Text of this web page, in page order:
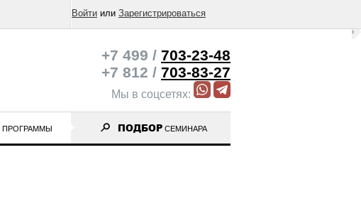
Войти или Зарегистрироваться
+7 499 / 703-23-48
+7 812 / 703-83-27
Мы в соцсетях:
ПРОГРАММЫ ПОДБОРСЕМИНАРА